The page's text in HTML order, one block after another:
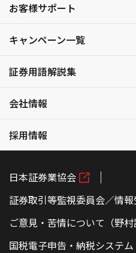
お客様サポート
キャンペーン一覧
証券用語解説集
会社情報
採用情報
日本証券業協会
証券取引等監視委員会／情
ご意見・苦情について（野村
国税電子申告・納税システム